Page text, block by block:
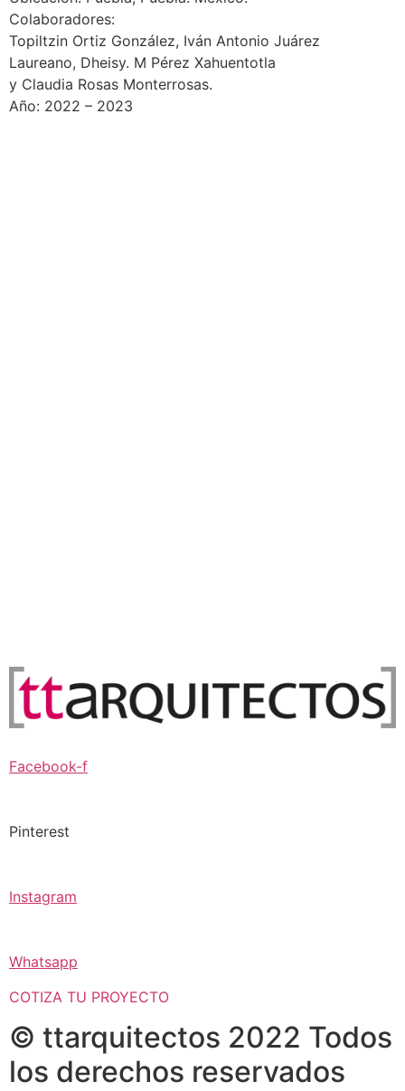
Colaboradores:
Topiltzin Ortiz González, Iván Antonio Juárez
Laureano, Dheisy. M Pérez Xahuentotla
y Claudia Rosas Monterrosas.
Año: 2022 – 2023
Facebook-f
Pinterest
Instagram
Whatsapp
COTIZA TU PROYECTO
© ttarquitectos 2022 Todos
los derechos reservados